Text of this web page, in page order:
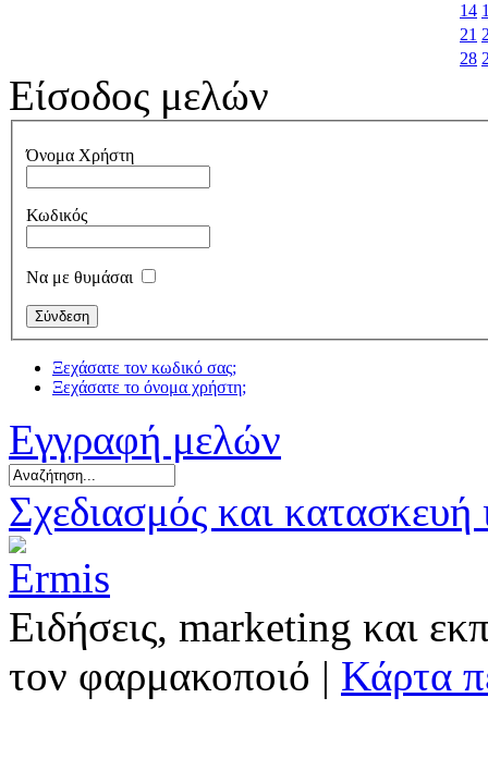
14
21
28
Είσοδος μελών
Όνομα Χρήστη
Κωδικός
Να με θυμάσαι
Ξεχάσατε τον κωδικό σας;
Ξεχάσατε το όνομα χρήστη;
Εγγραφή μελών
Σχεδιασμός και
Ειδήσεις, marketing και
τον φαρμακοποιό | Κάρτα